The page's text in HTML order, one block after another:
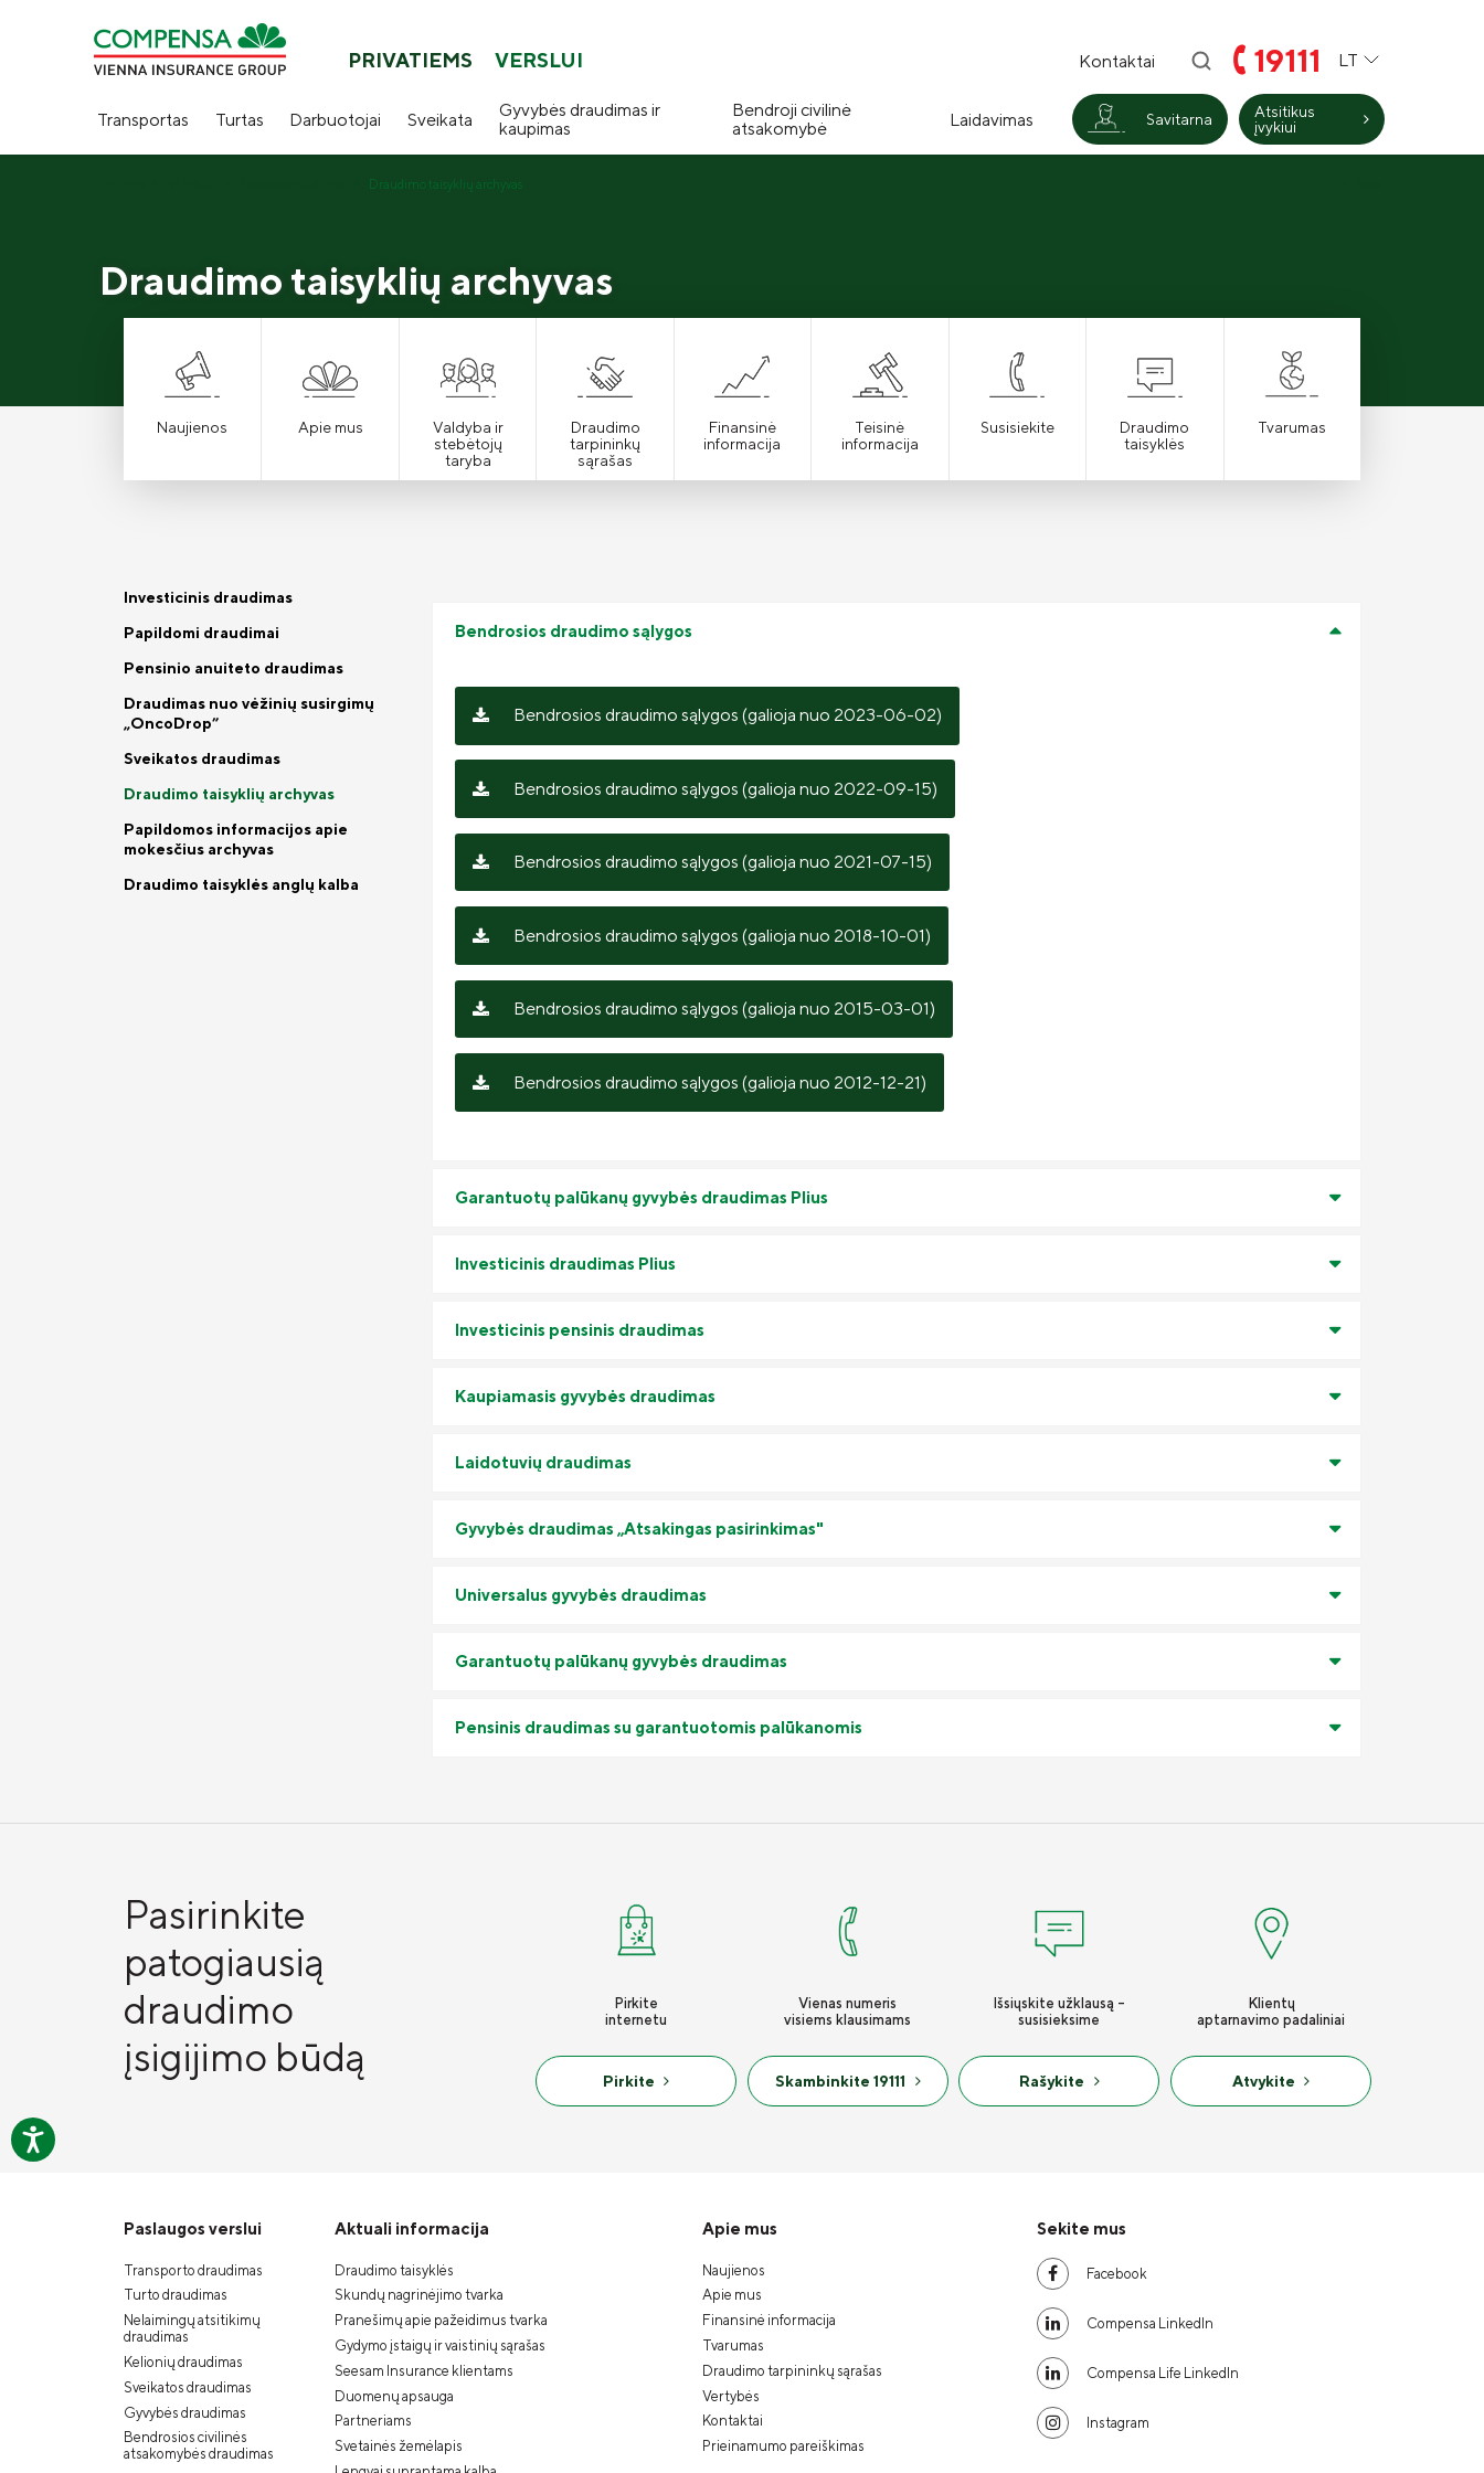
PRIVATIEMS VERSLUI Kontaktai 19111 LT
Transportas Turtas Darbuotojai Sveikata
Gyvybės draudimas ir
kaupimas
Bendroji civilinė
atsakomybė
Laidavimas Savitarna
Atsitikus
įvykiui
Draudimo taisyklių archyvas
Draudimo taisyklių archyvas
Naujienos Apie mus
Valdyba ir
stebėtojų
taryba
Draudimo
tarpininkų
sąrašas
Finansinė
informacija
Teisinė
informacija
Susisiekite
Draudimo
taisyklės
Tvarumas
Investicinis draudimas
Papildomi draudimai
Pensinio anuiteto draudimas
Draudimas nuo vėžinių susirgimų
„OncoDrop”
Sveikatos draudimas
Draudimo taisyklių archyvas
Papildomos informacijos apie
mokesčius archyvas
Draudimo taisyklės anglų kalba
Bendrosios draudimo sąlygos
Bendrosios draudimo sąlygos (galioja nuo 2023-06-02)
Bendrosios draudimo sąlygos (galioja nuo 2022-09-15)
Bendrosios draudimo sąlygos (galioja nuo 2021-07-15)
Bendrosios draudimo sąlygos (galioja nuo 2018-10-01)
Bendrosios draudimo sąlygos (galioja nuo 2015-03-01)
Bendrosios draudimo sąlygos (galioja nuo 2012-12-21)
Garantuotų palūkanų gyvybės draudimas Plius
Investicinis draudimas Plius
Investicinis pensinis draudimas
Kaupiamasis gyvybės draudimas
Laidotuvių draudimas
Gyvybės draudimas „Atsakingas pasirinkimas"
Universalus gyvybės draudimas
Garantuotų palūkanų gyvybės draudimas
Pensinis draudimas su garantuotomis palūkanomis
Pasirinkite
patogiausią
draudimo
įsigijimo būdą
Pirkite
internetu
Pirkite
Vienas numeris
visiems klausimams
Skambinkite 19111
Išsiųskite užklausą -
susisieksime
Rašykite
Klientų
aptarnavimo padaliniai
Atvykite
Paslaugos verslui
Transporto draudimas
Turto draudimas
Nelaimingų atsitikimų
draudimas
Kelionių draudimas
Sveikatos draudimas
Gyvybės draudimas
Bendrosios civilinės
atsakomybės draudimas
Aktuali informacija
Draudimo taisyklės
Skundų nagrinėjimo tvarka
Pranešimų apie pažeidimus tvarka
Gydymo įstaigų ir vaistinių sąrašas
Seesam Insurance klientams
Duomenų apsauga
Partneriams
Svetainės žemėlapis
Apie mus
Naujienos
Apie mus
Finansinė informacija
Tvarumas
Draudimo tarpininkų sąrašas
Vertybės
Kontaktai
Prieinamumo pareiškimas
Sekite mus
Facebook
Compensa LinkedIn
Compensa Life LinkedIn
Instagram